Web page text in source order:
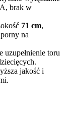
brak w
71 cm,
na
uzupełnienie toru
jakość i